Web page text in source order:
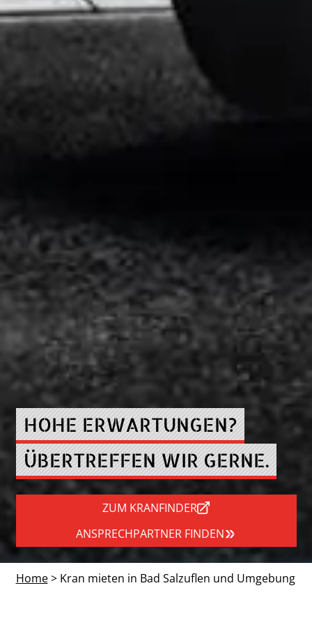
HOHE ERWARTUNGEN?
ÜBERTREFFEN WIR GERNE.
ZUM KRANFINDER
ANSPRECHPARTNER FINDEN
Home> Kran mieten in Bad Salzuflen und Umgebung